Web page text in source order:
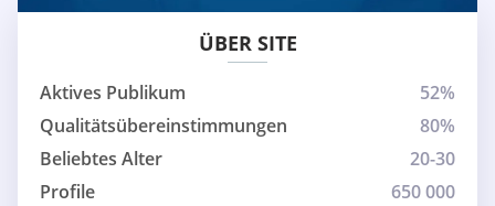
ÜBER SITE
Aktives Publikum
52%
Qualitätsübereinstimmungen
80%
Beliebtes Alter
20-30
Profile
650 000